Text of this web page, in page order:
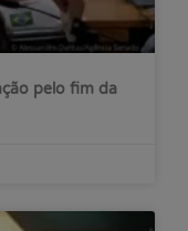
pelo fim da